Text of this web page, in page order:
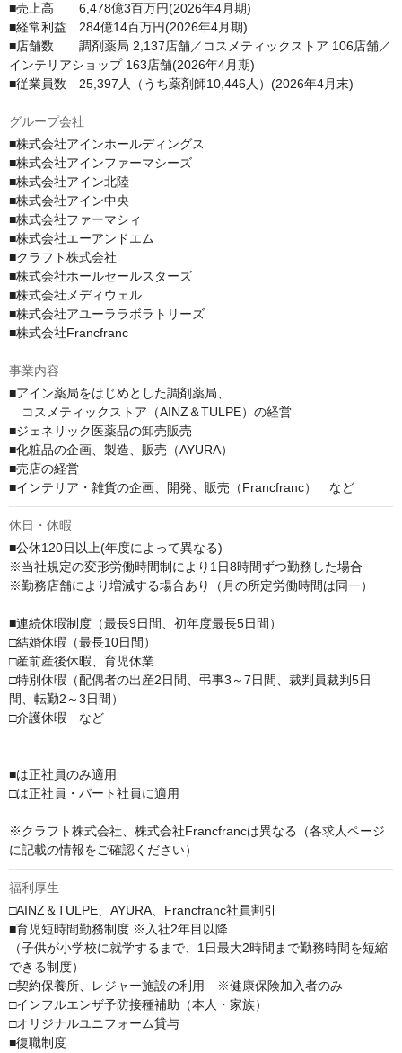
■売上高　　6,478億3百万円(2026年4月期)
■経常利益　284億14百万円(2026年4月期)
■店舗数　　調剤薬局 2,137店舗／コスメティックストア 106店舗／
インテリアショップ 163店舗(2026年4月期)
■従業員数　25,397人（うち薬剤師10,446人）(2026年4月末)
グループ会社
■株式会社アインホールディングス
■株式会社アインファーマシーズ
■株式会社アイン北陸
■株式会社アイン中央
■株式会社ファーマシィ
■株式会社エーアンドエム
■クラフト株式会社
■株式会社ホールセールスターズ
■株式会社メディウェル
■株式会社アユーララボラトリーズ
■株式会社Francfranc
事業内容
■アイン薬局をはじめとした調剤薬局、
コスメティックストア（AINZ＆TULPE）の経営
■ジェネリック医薬品の卸売販売
■化粧品の企画、製造、販売（AYURA）
■売店の経営
■インテリア・雑貨の企画、開発、販売（Francfranc）　など
休日・休暇
■公休120日以上(年度によって異なる)
※当社規定の変形労働時間制により1日8時間ずつ勤務した場合
※勤務店舗により増減する場合あり（月の所定労働時間は同一）
■連続休暇制度（最長9日間、初年度最長5日間）
□結婚休暇（最長10日間）
□産前産後休暇、育児休業
□特別休暇（配偶者の出産2日間、弔事3～7日間、裁判員裁判5日
間、転勤2～3日間）
□介護休暇　など
■は正社員のみ適用
□は正社員・パート社員に適用
※クラフト株式会社、株式会社Francfrancは異なる（各求人ページ
に記載の情報をご確認ください）
福利厚生
□AINZ＆TULPE、AYURA、Francfranc社員割引
■育児短時間勤務制度 ※入社2年目以降
（子供が小学校に就学するまで、1日最大2時間まで勤務時間を短縮
できる制度）
□契約保養所、レジャー施設の利用　※健康保険加入者のみ
□インフルエンザ予防接種補助（本人・家族）
□オリジナルユニフォーム貸与
■復職制度